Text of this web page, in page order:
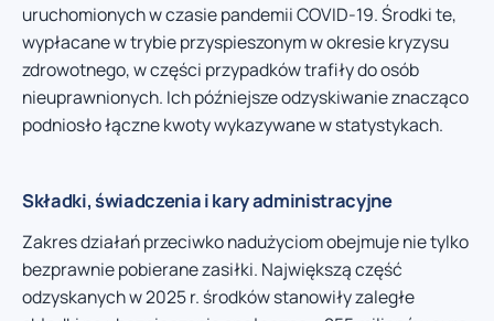
uruchomionych w czasie pandemii COVID-19. Środki te,
wypłacane w trybie przyspieszonym w okresie kryzysu
zdrowotnego, w części przypadków trafiły do osób
nieuprawnionych. Ich późniejsze odzyskiwanie znacząco
podniosło łączne kwoty wykazywane w statystykach.
Składki, świadczenia i kary administracyjne
Zakres działań przeciwko nadużyciom obejmuje nie tylko
bezprawnie pobierane zasiłki. Największą część
odzyskanych w 2025 r. środków stanowiły zaległe